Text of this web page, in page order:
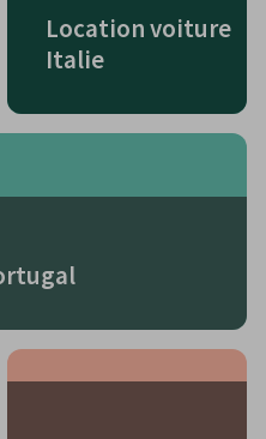
Location voiture
Italie